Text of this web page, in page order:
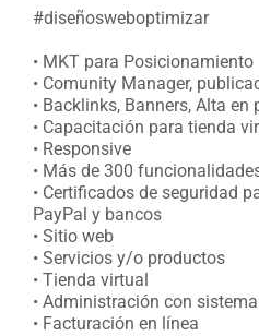
#diseñosweboptimizar
• MKT para Posicionamiento
• Comunity Manager,
• Backlinks, Banners, Alta
• Capacitación para tienda
• Responsive
• Más de 300
• Certificados de seguridad
PayPal y bancos
• Sitio web
• Servicios y/o productos
• Tienda virtual
• Administración con sistema
• Facturación en línea